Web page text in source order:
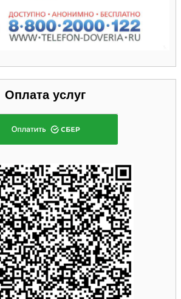
Оплата услуг